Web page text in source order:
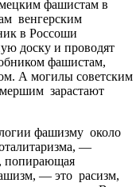
фашистам в
венгерским
в Россоши
доску и проводят
фашистам,
А могилы советским
зарастают
фашизму около
—
попирающая
— это расизм,